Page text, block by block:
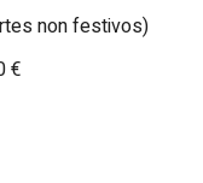
non festivos)
€